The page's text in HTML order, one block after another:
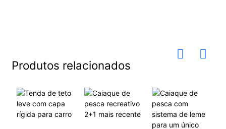
Produtos relacionados